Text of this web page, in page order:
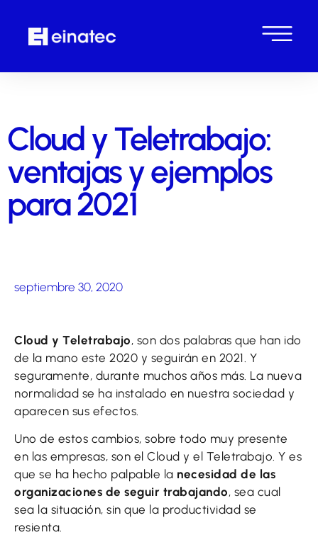
Cloud y Teletrabajo:
ventajas y ejemplos
para 2021
septiembre 30, 2020
Cloud y Teletrabajo, son dos palabras que han ido
de la mano este 2020 y seguirán en 2021. Y
seguramente, durante muchos años más. La nueva
normalidad se ha instalado en nuestra sociedad y
aparecen sus efectos.
Uno de estos cambios, sobre todo muy presente
en las empresas, son el Cloud y el Teletrabajo. Y es
que se ha hecho palpable la necesidad de las
organizaciones de seguir trabajando, sea cual
sea la situación, sin que la productividad se
resienta.